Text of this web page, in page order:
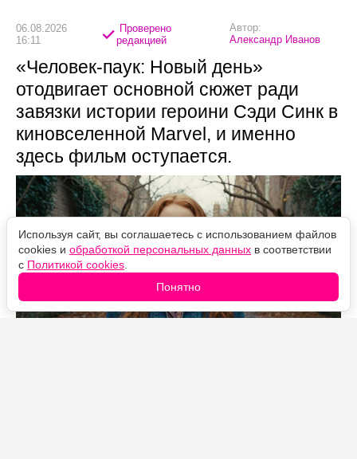
06.08.2026
16:11
Проверено
редакцией
Автор:
Александр Иванов
«Человек-паук: Новый день»
отодвигает основной сюжет ради
завязки истории героини Сэди Синк в
киновселенной Marvel, и именно
здесь фильм оступается.
Используя сайт, вы соглашаетесь с использованием файлов
cookies и обработкой персональных данных в соответствии
с Политикой cookies
Понятно